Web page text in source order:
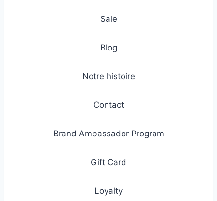
Sale
Blog
Notre histoire
Contact
Brand Ambassador Program
Gift Card
Loyalty